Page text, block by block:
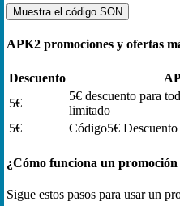
Muestra el código SON
APK2 promociones y ofertas
Descuento
5€
5€ descuento para
limitado
5€
Código5€
¿Cómo funciona un promoción
Sigue estos pasos para usar un